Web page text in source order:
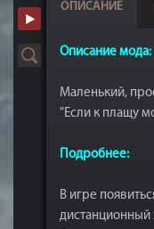
ОПИСАНИЕ
Описание мода:
Маленький,
"Если к плащу
Подробнее:
В игре
дистанционный